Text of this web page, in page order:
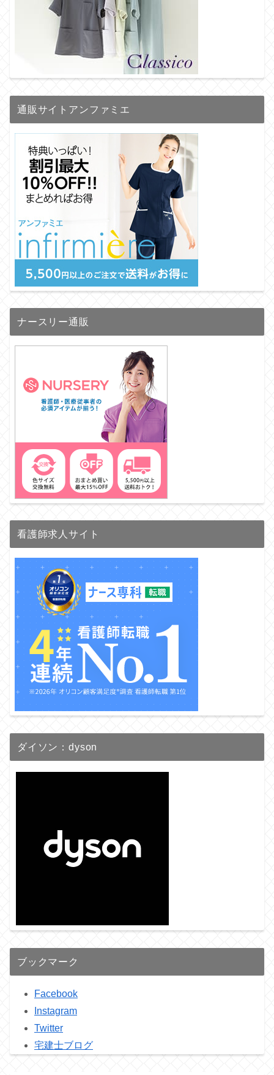
通販サイトアンファミエ
ナースリー通販
看護師求人サイト
ダイソン：dyson
ブックマーク
Facebook
Instagram
Twitter
宅建士ブログ